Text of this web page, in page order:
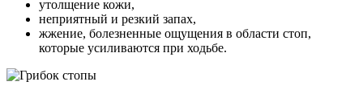
утолщение кожи,
неприятный и резкий запах,
жжение, болезненные ощущения в области стоп,
которые усиливаются при ходьбе.